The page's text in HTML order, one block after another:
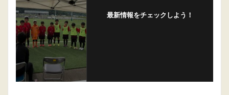
最新情報をチェックしよう！